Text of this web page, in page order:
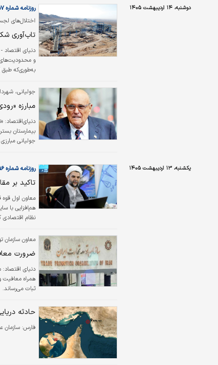
داشته است که
دوشنبه، ۱۴ اردیبهشت ۱۴۰۵
اختلال‌های
روزنامه شماره ۶۵۵۷
تاب‌آوری
دنیای اقتصاد
و محدودیت‌های
و صنایع
جولیانی،
مبارزه
دنیای‌اقتصاد:
بیمارستان
جولیانی
«شهردار
یکشنبه، ۱۳ اردیبهشت ۱۴۰۵ روزنامه شماره ۶۵۵۶
تاکید بر
معاون اول
هم‌افزایی با
نظام اقتصادی
معاون سازمان
ضرورت
دنیای
همراه معافیت
ثبات می‌رساند.
حادثه
فارس: سازمان